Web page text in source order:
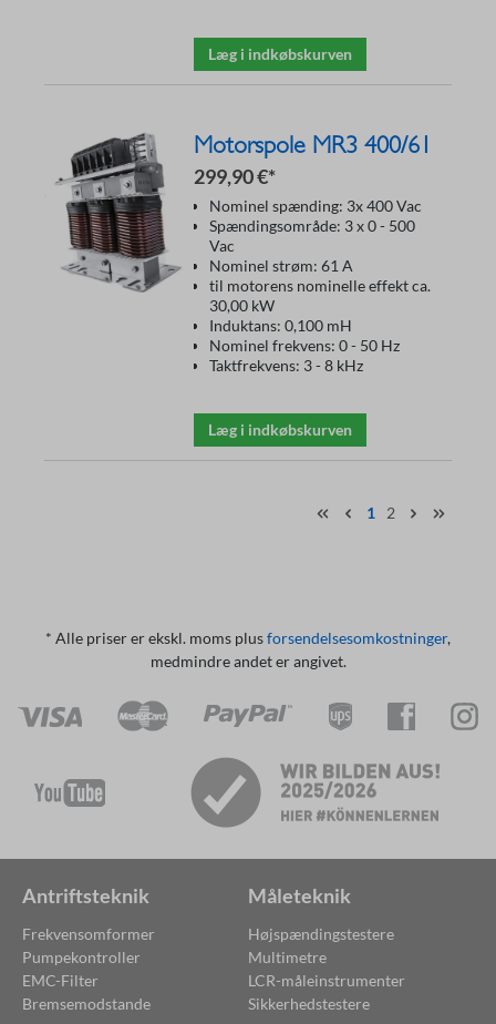
Læg i indkøbskurven
Motorspole MR3 400/61
299,90 €*
Nominel spænding: 3x 400 Vac
Spændingsområde: 3 x 0 - 500
Vac
Nominel strøm: 61 A
til motorens nominelle effekt ca.
30,00 kW
Induktans: 0,100 mH
Nominel frekvens: 0 - 50 Hz
Taktfrekvens: 3 - 8 kHz
Læg i indkøbskurven
1 2
* Alle priser er ekskl. moms plusforsendelsesomkostninger,
medmindre andet er angivet.
Antriftsteknik
Frekvensomformer
Pumpekontroller
EMC-Filter
Bremsemodstande
Måleteknik
Højspændingstestere
Multimetre
LCR-måleinstrumenter
Sikkerhedstestere